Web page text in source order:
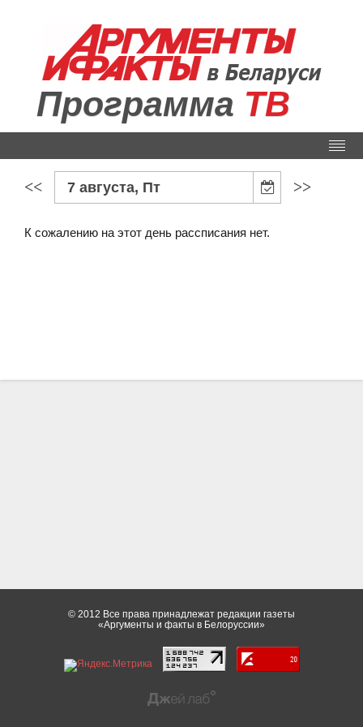
Программа ТВ
<< 7 августа, Пт >>
К сожалению на этот день рассписания нет.
© 2012 Все права принадлежат редакции газеты
«Аргументы и факты в Белоруссии»